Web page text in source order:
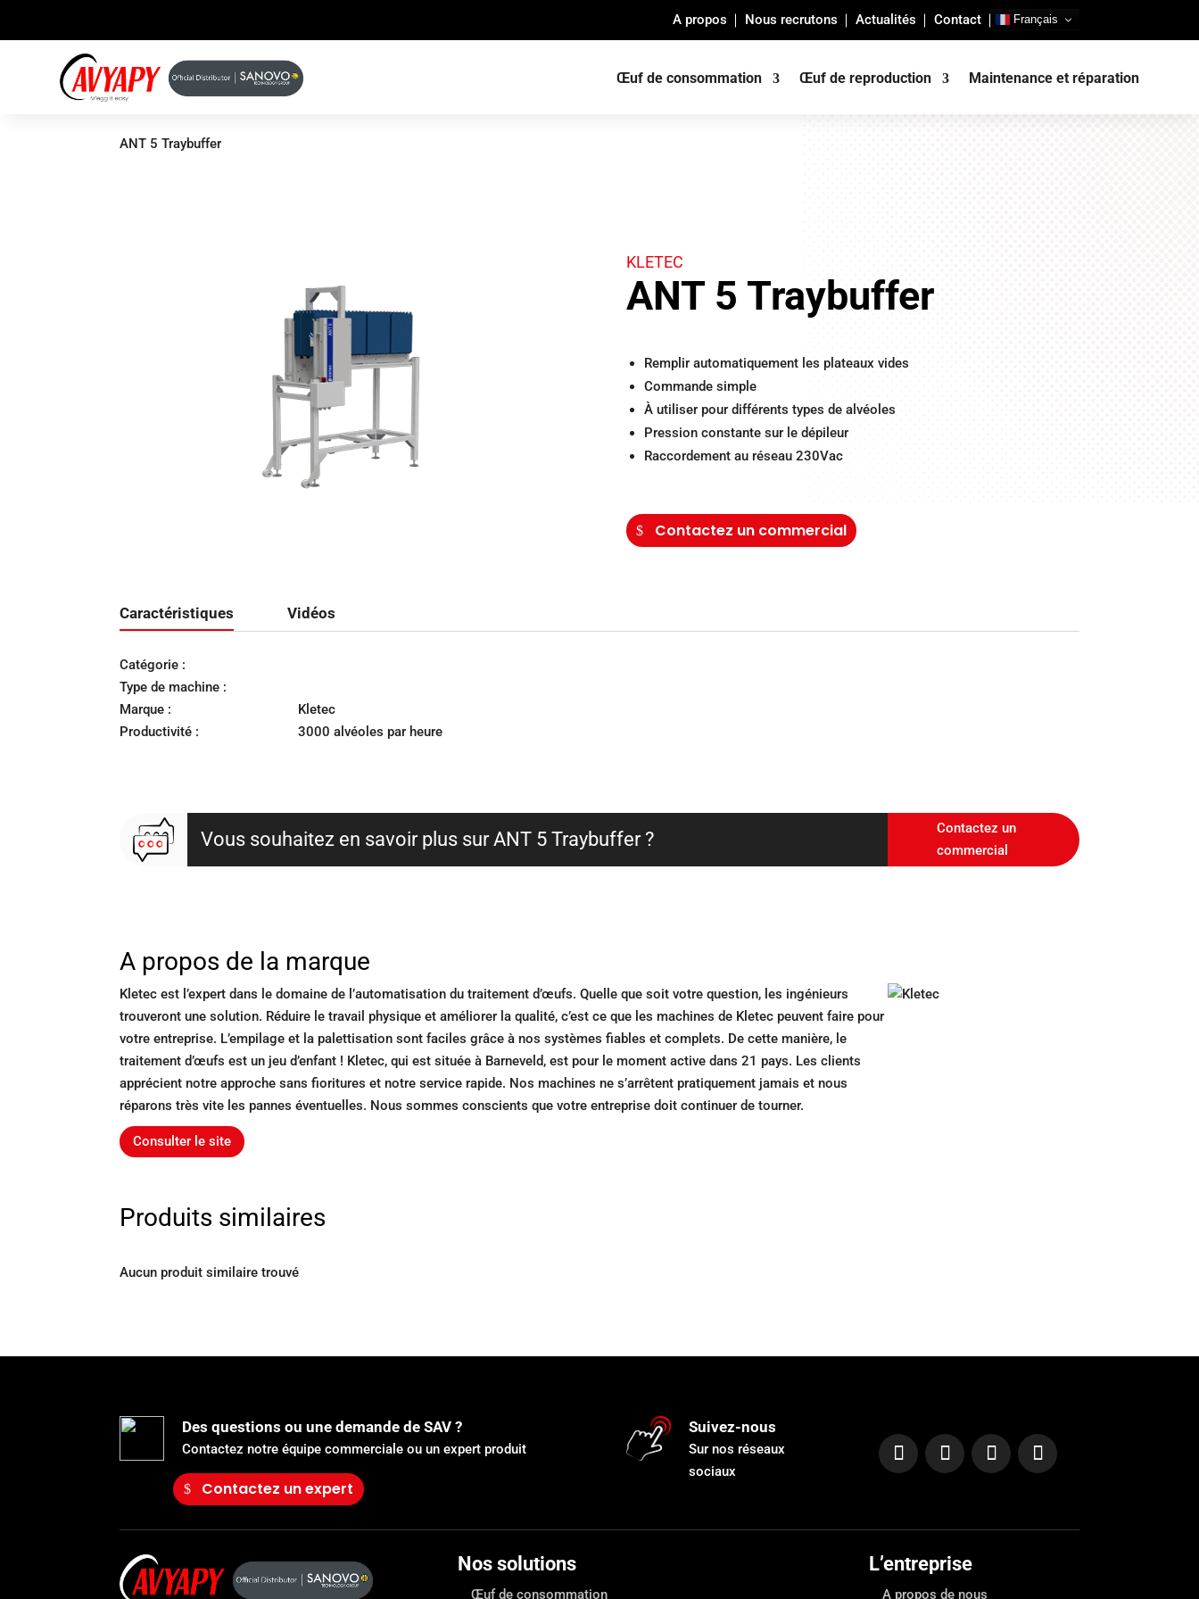
A propos Nous recrutons Actualités Contact Français
Œuf de consommation Œuf de reproduction Maintenance et réparation
ANT 5 Traybuffer
KLETEC
ANT 5 Traybuffer
Remplir automatiquement les plateaux vides
Commande simple
À utiliser pour différents types de alvéoles
Pression constante sur le dépileur
Raccordement au réseau 230Vac
Contactez un commercial
Caractéristiques Vidéos
Catégorie :
Type de machine :
Marque :
Kletec
Productivité :
3000 alvéoles par heure
Vous souhaitez en savoir plus sur ANT 5 Traybuffer ?
Contactez un
commercial
A propos de la marque
Kletec est l’expert dans le domaine de l’automatisation du traitement d’œufs. Quelle que soit votre question, les ingénieurs
trouveront une solution. Réduire le travail physique et améliorer la qualité, c’est ce que les machines de Kletec peuvent faire pour
votre entreprise. L’empilage et la palettisation sont faciles grâce à nos systèmes fiables et complets. De cette manière, le
traitement d’œufs est un jeu d’enfant ! Kletec, qui est située à Barneveld, est pour le moment active dans 21 pays. Les clients
apprécient notre approche sans fioritures et notre service rapide. Nos machines ne s’arrêtent pratiquement jamais et nous
réparons très vite les pannes éventuelles. Nous sommes conscients que votre entreprise doit continuer de tourner.
Consulter le site
Produits similaires
Aucun produit similaire trouvé
Des questions ou une demande de SAV ?
Contactez notre équipe commerciale ou un expert produit
Contactez un expert
Suivez-nous
Sur nos réseaux
sociaux
Nos solutions
Œuf de consommation
L’entreprise
A propos de nous